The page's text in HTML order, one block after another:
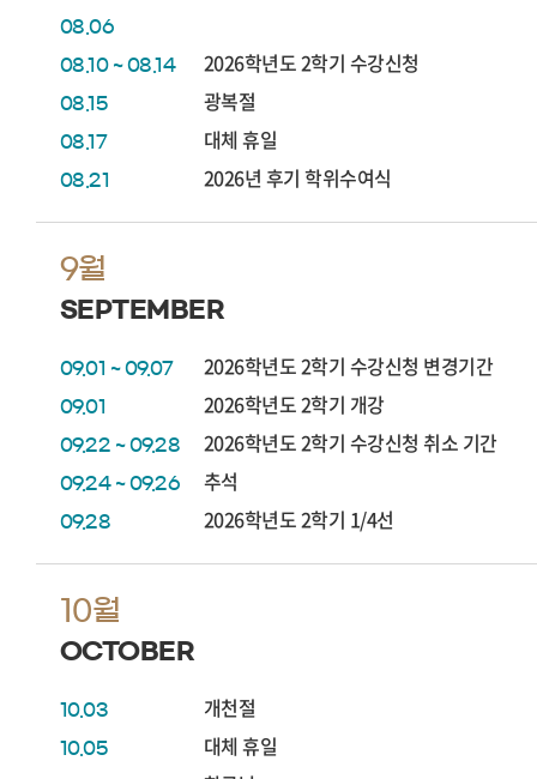
08.06
08.10 ~ 08.14
2026학년도 2학기 수강신청
08.15 광복절
08.17 대체 휴일
08.21 2026년 후기 학위수여식
9월
SEPTEMBER
09.01 ~ 09.07 2026학년도 2학기 수강신청 변경기간
09.01 2026학년도 2학기 개강
09.22 ~ 09.28 2026학년도 2학기 수강신청 취소 기간
09.24 ~ 09.26 추석
09.28 2026학년도 2학기 1/4선
10월
OCTOBER
10.03 개천절
10.05 대체 휴일